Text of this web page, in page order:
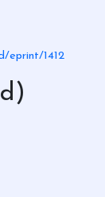
eprint/1412